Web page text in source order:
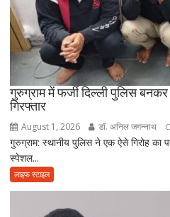
गुरुग्राम में फर्जी दिल्ली पुलिस
गिरफ्तार
August 1, 2026 डॉ. अनिल जगन्नाथ
गुरुग्राम: स्थानीय पुलिस ने एक ऐसे गिरोह का
स्पेशल...
लाइफ स्टाइल